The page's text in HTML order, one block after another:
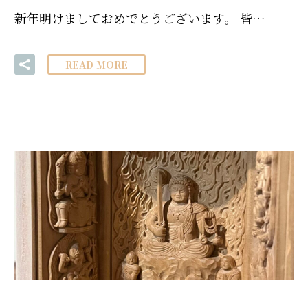
新年明けましておめでとうございます。 皆…
READ MORE